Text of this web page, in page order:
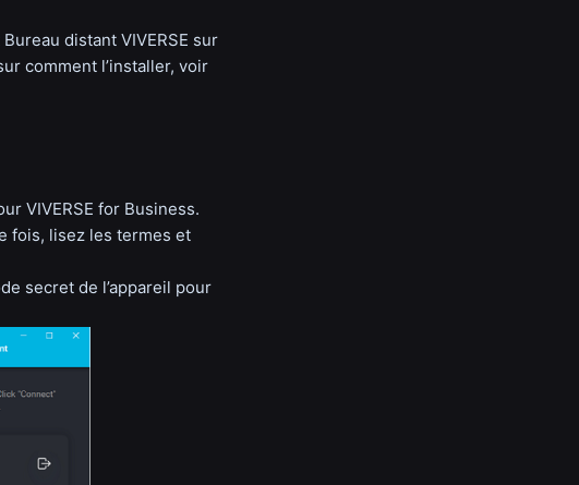
distant VIVERSE sur
comment l’installer, voir
VIVERSE for Business.
fois, lisez les termes et
secret de l’appareil pour